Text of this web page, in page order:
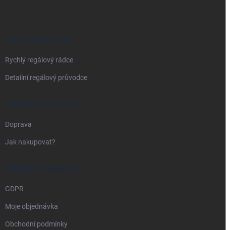
VŠE O REGÁLECH
Rychlý regálový rádce
Detailní regálový průvodce
DOPRAVA A PLATBA
Doprava
Jak nakupovat?
PRÁVNÍ INFORMACE
GDPR
Moje objednávka
Obchodní podmínky